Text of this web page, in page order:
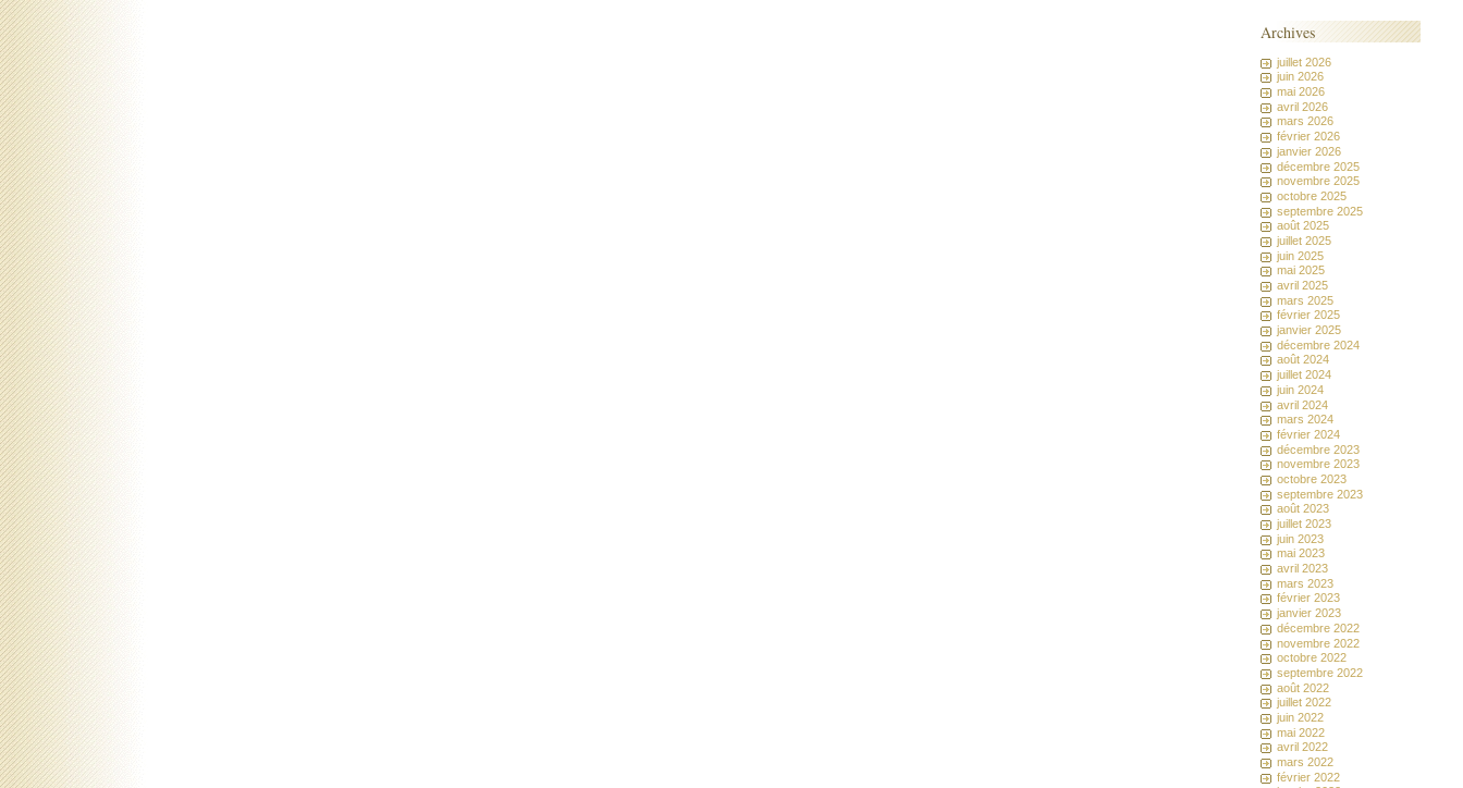
Archives
juillet 2026
juin 2026
mai 2026
avril 2026
mars 2026
février 2026
janvier 2026
décembre 2025
novembre 2025
octobre 2025
septembre 2025
août 2025
juillet 2025
juin 2025
mai 2025
avril 2025
mars 2025
février 2025
janvier 2025
décembre 2024
août 2024
juillet 2024
juin 2024
avril 2024
mars 2024
février 2024
décembre 2023
novembre 2023
octobre 2023
septembre 2023
août 2023
juillet 2023
juin 2023
mai 2023
avril 2023
mars 2023
février 2023
janvier 2023
décembre 2022
novembre 2022
octobre 2022
septembre 2022
août 2022
juillet 2022
juin 2022
mai 2022
avril 2022
mars 2022
février 2022